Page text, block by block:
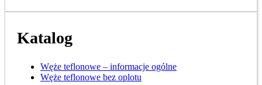
Katalog
Węże teflonowe – informacje ogólne
Węże teflonowe bez oplotu